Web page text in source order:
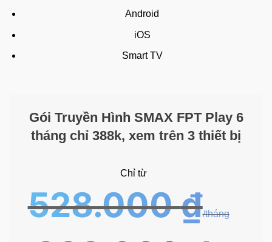
Android
iOS
Smart TV
Gói Truyền Hình SMAX FPT Play 6
tháng chỉ 388k, xem trên 3 thiết bị
Chỉ từ
528.000₫